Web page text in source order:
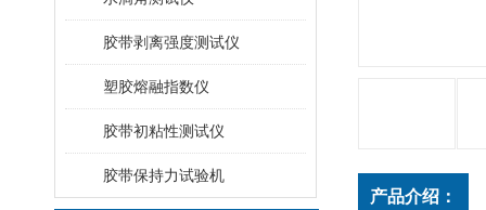
胶带剥离强度测试仪
塑胶熔融指数仪
胶带初粘性测试仪
胶带保持力试验机
产品介绍：